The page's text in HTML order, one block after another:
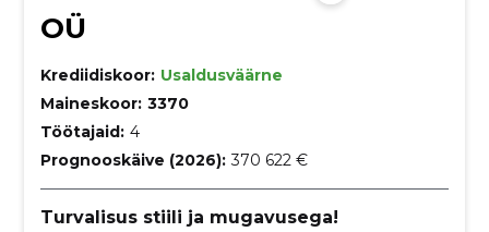
OÜ
Krediidiskoor: Usaldusväärne
Maineskoor: 3370
Töötajaid: 4
Prognooskäive (2026): 370 622 €
Turvalisus stiili ja mugavusega!